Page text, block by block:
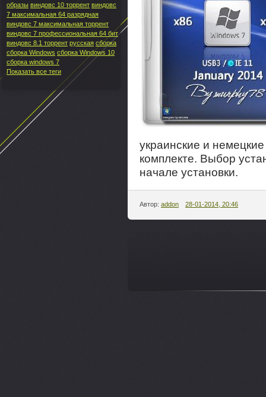
украинские и
комплекте. Выбор
начале установки.
Автор: addon 28-01-2014, 20:46
образы виндовс 10 торрент виндовс
7 максимальная 64 разрядная
виндовс 7 максимальная торрент
виндовс 7 профессиональная 64 бит
виндовс 8.1 торрент русская сборка
сборка Windows сборка Windows 10
сборка windows 7
Показать все теги